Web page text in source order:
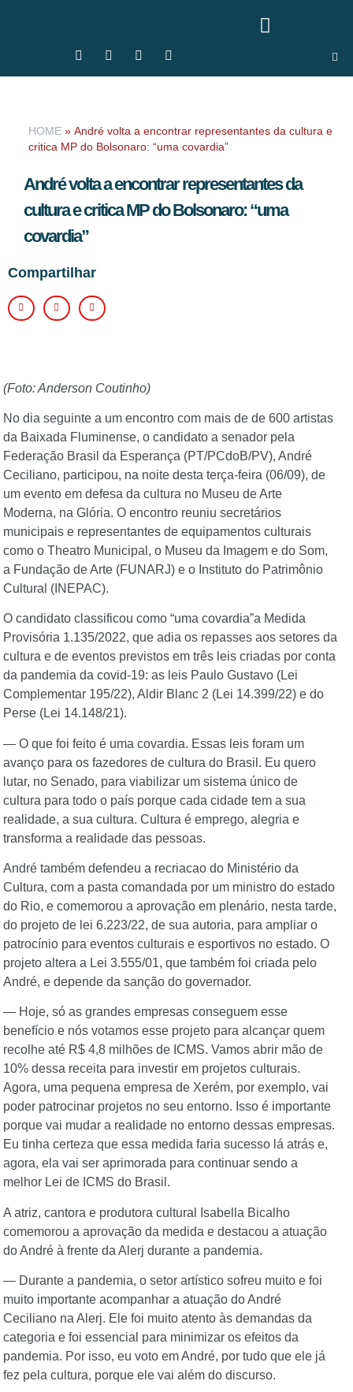
HOME » André volta a encontrar representantes da cultura e
critica MP do Bolsonaro: “uma covardia”
André volta a encontrar representantes da
cultura e critica MP do Bolsonaro: “uma
covardia”
Compartilhar
(Foto: Anderson Coutinho)
No dia seguinte a um encontro com mais de de 600 artistas
da Baixada Fluminense, o candidato a senador pela
Federação Brasil da Esperança (PT/PCdoB/PV), André
Ceciliano, participou, na noite desta terça-feira (06/09), de
um evento em defesa da cultura no Museu de Arte
Moderna, na Glória. O encontro reuniu secretários
municipais e representantes de equipamentos culturais
como o Theatro Municipal, o Museu da Imagem e do Som,
a Fundação de Arte (FUNARJ) e o Instituto do Patrimônio
Cultural (INEPAC).
O candidato classificou como “uma covardia”a Medida
Provisória 1.135/2022, que adia os repasses aos setores da
cultura e de eventos previstos em três leis criadas por conta
da pandemia da covid-19: as leis Paulo Gustavo (Lei
Complementar 195/22), Aldir Blanc 2 (Lei 14.399/22) e do
Perse (Lei 14.148/21).
— O que foi feito é uma covardia. Essas leis foram um
avanço para os fazedores de cultura do Brasil. Eu quero
lutar, no Senado, para viabilizar um sistema único de
cultura para todo o país porque cada cidade tem a sua
realidade, a sua cultura. Cultura é emprego, alegria e
transforma a realidade das pessoas.
André também defendeu a recriacao do Ministério da
Cultura, com a pasta comandada por um ministro do estado
do Rio, e comemorou a aprovação em plenário, nesta tarde,
do projeto de lei 6.223/22, de sua autoria, para ampliar o
patrocínio para eventos culturais e esportivos no estado. O
projeto altera a Lei 3.555/01, que também foi criada pelo
André, e depende da sanção do governador.
— Hoje, só as grandes empresas conseguem esse
benefício e nós votamos esse projeto para alcançar quem
recolhe até R$ 4,8 milhões de ICMS. Vamos abrir mão de
10% dessa receita para investir em projetos culturais.
Agora, uma pequena empresa de Xerém, por exemplo, vai
poder patrocinar projetos no seu entorno. Isso é importante
porque vai mudar a realidade no entorno dessas empresas.
Eu tinha certeza que essa medida faria sucesso lá atrás e,
agora, ela vai ser aprimorada para continuar sendo a
melhor Lei de ICMS do Brasil.
A atriz, cantora e produtora cultural Isabella Bicalho
comemorou a aprovação da medida e destacou a atuação
do André à frente da Alerj durante a pandemia.
— Durante a pandemia, o setor artístico sofreu muito e foi
muito importante acompanhar a atuação do André
Ceciliano na Alerj. Ele foi muito atento às demandas da
categoria e foi essencial para minimizar os efeitos da
pandemia. Por isso, eu voto em André, por tudo que ele já
fez pela cultura, porque ele vai além do discurso.